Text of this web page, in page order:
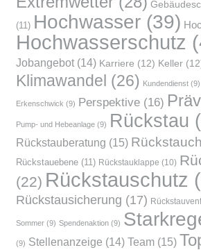
(11) Hochwasser(39)
Hochwasserschutz
Jobangebot(14) Karriere (12) Keller
Klimawandel (26) Kundendienst(9)
Erkenschwick (9) Perspektive(16)
Pump- und Hebeanlage(9) Rückstau
Rückstauberatung (15)
Rückstauebene(11) Rückstauklappe (10)
(22) Rückstauschutz
Rückstausicherung (17)
Sommer(9) Spendenaktion(9)
(9) Stellenanzeige (14) Team(15)